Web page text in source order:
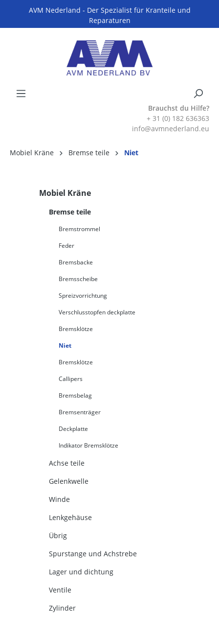
AVM Nederland - Der Spezialist für Kranteile und
Reparaturen
Brauchst du Hilfe?
+ 31 (0) 182 636363
info@avmnederland.eu
Mobiel Kräne Bremse teile Niet
Mobiel Kräne
Bremse teile
Bremstrommel
Feder
Bremsbacke
Bremsscheibe
Spreizvorrichtung
Verschlusstopfen deckplatte
Bremsklötze
Niet
Bremsklötze
Callipers
Bremsbelag
Bremsenträger
Deckplatte
Indikator Bremsklötze
Achse teile
Gelenkwelle
Winde
Lenkgehäuse
Übrig
Spurstange und Achstrebe
Lager und dichtung
Ventile
Zylinder